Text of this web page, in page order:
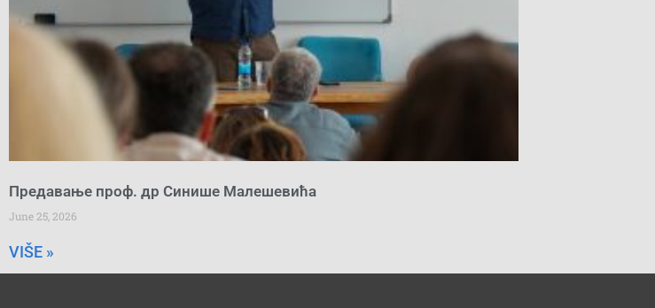
Предавање проф. др Синише Малешевића
June 25, 2026
VIŠE »